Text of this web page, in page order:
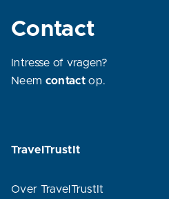
Contact
Intresse of vragen?
Neem contact op.
TravelTrustIt
Over TravelTrustIt